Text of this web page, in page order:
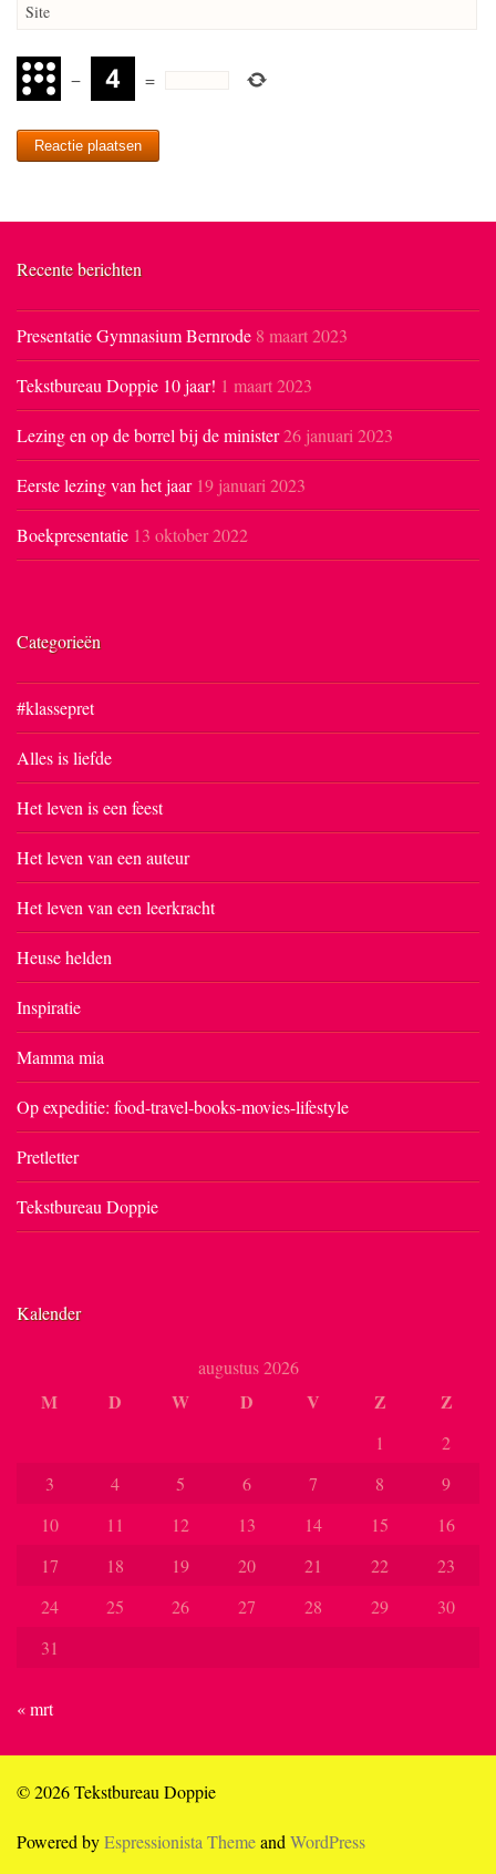
Site
− =
Recente berichten
Presentatie Gymnasium Bernrode 8 maart 2023
Tekstbureau Doppie 10 jaar! 1 maart 2023
Lezing en op de borrel bij de minister26 januari 2023
Eerste lezing van het jaar 19 januari 2023
Boekpresentatie 13 oktober 2022
Categorieën
#klassepret
Alles is liefde
Het leven is een feest
Het leven van een auteur
Het leven van een leerkracht
Heuse helden
Inspiratie
Mamma mia
Op expeditie: food-travel-books-movies-lifestyle
Pretletter
Tekstbureau Doppie
Kalender
augustus 2026
M D W D V Z Z
1
2
3
4 5 6 7 8
9
10
11 12 13 14 15
16
17
18 19 20 21 22
23
24
25 26 27 28 29
30
31
« mrt
© 2026 Tekstbureau Doppie
Powered byEspressionista Themeand WordPress